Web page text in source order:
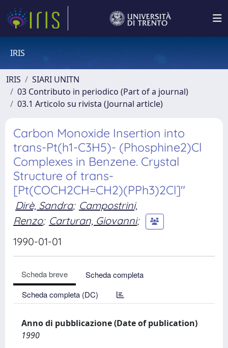
IRIS
IRIS
SIARI UNITN
03 Contributo in periodico (Part of a journal)
03.1 Articolo su rivista (Journal article)
Carbon Monoxide Insertion into
trans-Pt(h1-C3H5)- (Phosphine2)Cl
Complexes in Benzene. Crystal
Structure of trans-
[Pt(COCH2CH=CH2)(PPh3)2Cl]"
Dirè, Sandra; Campostrini,
Renzo; Carturan, Giovanni;
1990-01-01
Scheda breve
Scheda completa
Scheda completa (DC)
Anno di pubblicazione (Date of publication)
1990